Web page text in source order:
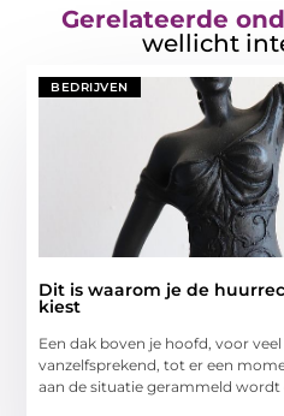
Gerelateerde
wellicht
BEDRIJVEN
Dit is waarom je de
kiest
Een dak boven je hoofd, voor
vanzelfsprekend, tot er een
aan de situatie gerammeld wordt